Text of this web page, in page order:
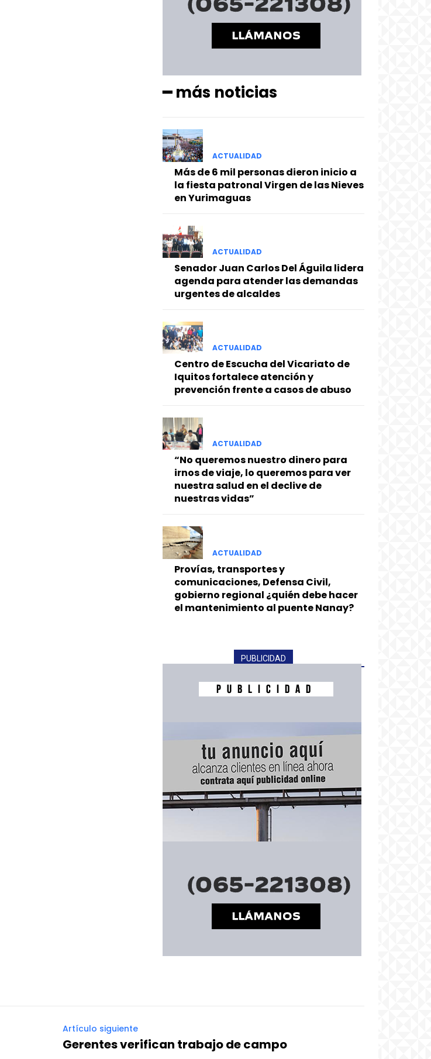
━ más noticias
ACTUALIDAD
Más de 6 mil personas dieron inicio a
la fiesta patronal Virgen de las Nieves
en Yurimaguas
ACTUALIDAD
Senador Juan Carlos Del Águila lidera
agenda para atender las demandas
urgentes de alcaldes
ACTUALIDAD
Centro de Escucha del Vicariato de
Iquitos fortalece atención y
prevención frente a casos de abuso
ACTUALIDAD
“No queremos nuestro dinero para
irnos de viaje, lo queremos para ver
nuestra salud en el declive de
nuestras vidas”
ACTUALIDAD
Provías, transportes y
comunicaciones, Defensa Civil,
gobierno regional ¿quién debe hacer
el mantenimiento al puente Nanay?
PUBLICIDAD
Artículo siguiente
Gerentes verifican trabajo de campo